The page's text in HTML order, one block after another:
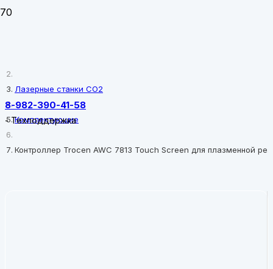
8-982-390-41-58
-Техподдержка
Лазерные станки CO2
Комплектующие
Контроллер Trocen AWС 7813 Touch Screen для плазменной